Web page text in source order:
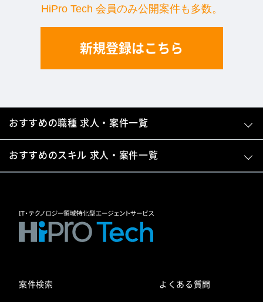
HiPro Tech 会員のみ公開案件も多数。
新規登録はこちら
おすすめの職種 求人・案件一覧
おすすめのスキル 求人・案件一覧
案件検索 よくある質問